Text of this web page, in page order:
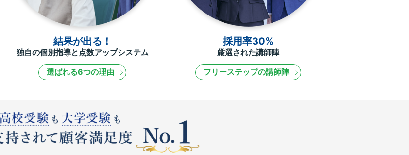
結果が出る！
独自の個別指導と点数アップシステム
選ばれる6つの理由
採用率30%
厳選された講師陣
フリーステップの講師陣